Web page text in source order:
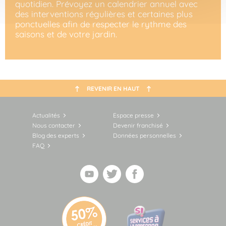
quotidien. Prévoyez un calendrier annuel avec
des interventions régulières et certaines plus
ponctuelles afin de respecter le rythme des
saisons et de votre jardin.
REVENIR EN HAUT
Actualités
Espace presse
Nous contacter
Devenir franchisé
Blog des experts
Données personnelles
FAQ